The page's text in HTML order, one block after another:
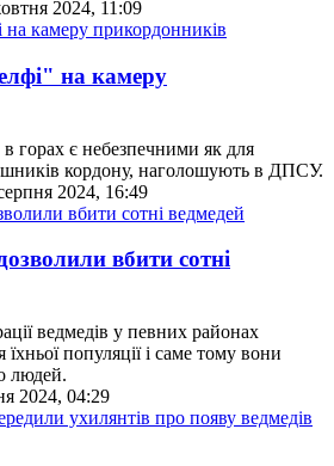
2024, 11:09
на камеру
горах є небезпечними як для
кордону, наголошують в ДПСУ.
2024, 16:49
вбити сотні
ведмедів у певних районах
популяції і саме тому вони
людей.
2024, 04:29